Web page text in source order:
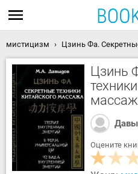
мистицизм Цзинь Фа. Секретные
Цзинь
Оцените